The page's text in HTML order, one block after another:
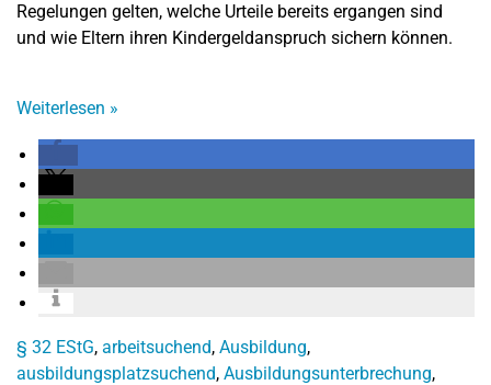
Regelungen gelten, welche Urteile bereits ergangen sind
und wie Eltern ihren Kindergeldanspruch sichern können.
Weiterlesen »
§ 32 EStG, arbeitsuchend, Ausbildung,
ausbildungsplatzsuchend, Ausbildungsunterbrechung,